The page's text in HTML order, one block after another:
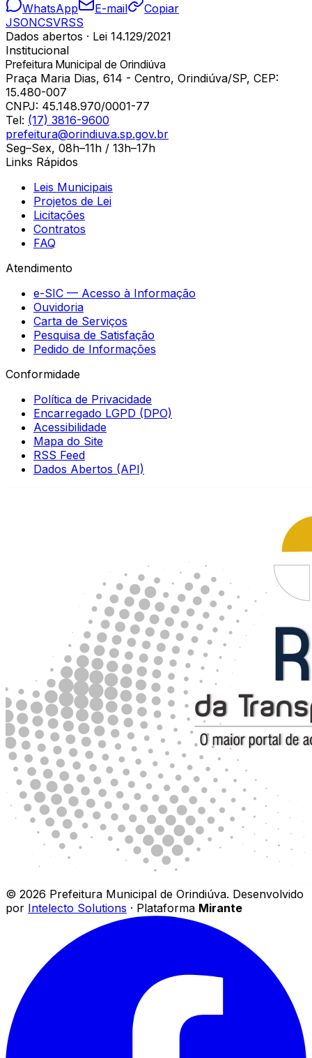
WhatsApp E-mail
Copiar
JSONCSVRSS
Dados abertos · Lei 14.129/2021
Institucional
Prefeitura Municipal de Orindiúva
Praça Maria Dias, 614 - Centro, Orindiúva/SP, CEP:
15.480-007
CNPJ: 45.148.970/0001-77
Tel: (17) 3816-9600
prefeitura@orindiuva.sp.gov.br
Seg–Sex, 08h–11h / 13h–17h
Links Rápidos
Leis Municipais
Projetos de Lei
Licitações
Contratos
FAQ
Atendimento
e-SIC — Acesso à Informação
Ouvidoria
Carta de Serviços
Pesquisa de Satisfação
Pedido de Informações
Conformidade
Política de Privacidade
Encarregado LGPD (DPO)
Acessibilidade
Mapa do Site
RSS Feed
Dados Abertos (API)
© 2026 Prefeitura Municipal de Orindiúva. Desenvolvido
por Intelecto Solutions · Plataforma Mirante